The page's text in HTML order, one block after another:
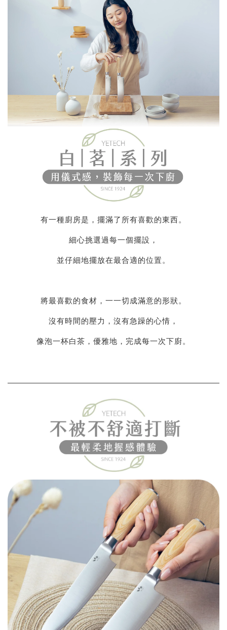
有一種廚房是，擺滿了所有喜歡的東西。
細心挑選過每一個擺設，
並仔細地擺放在最合適的位置。
將最喜歡的食材，一一切成滿意的形狀。
沒有時間的壓力，沒有急躁的心情，
像泡一杯白茶，優雅地，完成每一次下廚。